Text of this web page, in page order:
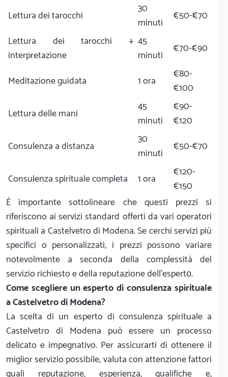
Lettura dei tarocchi
30
minuti
€50-€70
Lettura dei tarocchi +
interpretazione
45
minuti
€70-€90
Meditazione guidata 1 ora
€80-
€100
Lettura delle mani
45
minuti
€90-
€120
Consulenza a distanza
30
minuti
€50-€70
Consulenza spirituale completa 1 ora
€120-
€150
È importante sottolineare che questi prezzi si
riferiscono ai servizi standard offerti da vari operatori
spirituali a Castelvetro di Modena. Se cerchi servizi più
specifici o personalizzati, i prezzi possono variare
notevolmente a seconda della complessità del
servizio richiesto e della reputazione dell’espertо.
Come scegliere un esperto di consulenza spirituale
a Castelvetro di Modena?
La scelta di un esperto di consulenza spirituale a
Castelvetro di Modena può essere un processo
delicato e impegnativo. Per assicurarti di ottenere il
miglior servizio possibile, valuta con attenzione fattori
quali reputazione, esperienza, qualifiche e,